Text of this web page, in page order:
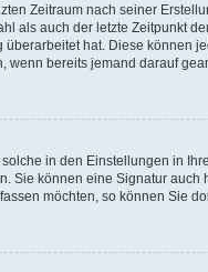
Zeitraum nach seiner
als auch der letzte Zeitpunkt
hat. Diese
bereits jemand darauf
in den Einstellungen in
Sie können eine Signatur
möchten, so können Sie